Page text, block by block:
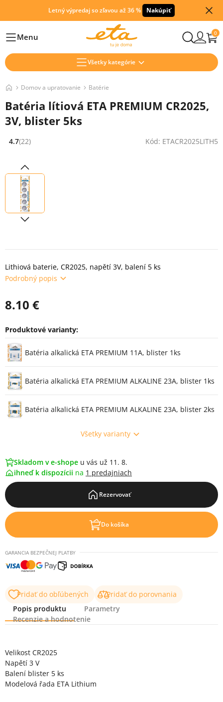
Letný výpredaj so zľavou až 36 % Nakúpiť
HlavníMenu 0
Všetky kategórie
Domov a upratovanie Batérie
Batéria lítiová ETA PREMIUM CR2025,
3V, blister 5ks
Hodnocení: 4.7 z 5 (22 recenzí)
4.7(22) Kód: ETACR2025LITH5
Lithiová baterie, CR2025, napětí 3V, balení 5 ks
Podrobný popis
8.10 €
Produktové varianty:
Varianty
Batéria alkalická ETA PREMIUM 11A, blister 1ks
Batéria alkalická ETA PREMIUM ALKALINE 23A, blister 1ks
Batéria alkalická ETA PREMIUM ALKALINE 23A, blister 2ks
Všetky varianty
Skladom v e-shope u vás už 11. 8.
ihneď k dispozícii na 1 predajniach
Rezervovať
Do košíka
GARANCIA BEZPEČNEJ PLATBY
Pridať do obľúbených
Pridať do porovnania
Popis produktu
Parametry
Recenzie a hodnotenie
Velikost CR2025
Napětí 3 V
Balení blister 5 ks
Modelová řada ETA Lithium